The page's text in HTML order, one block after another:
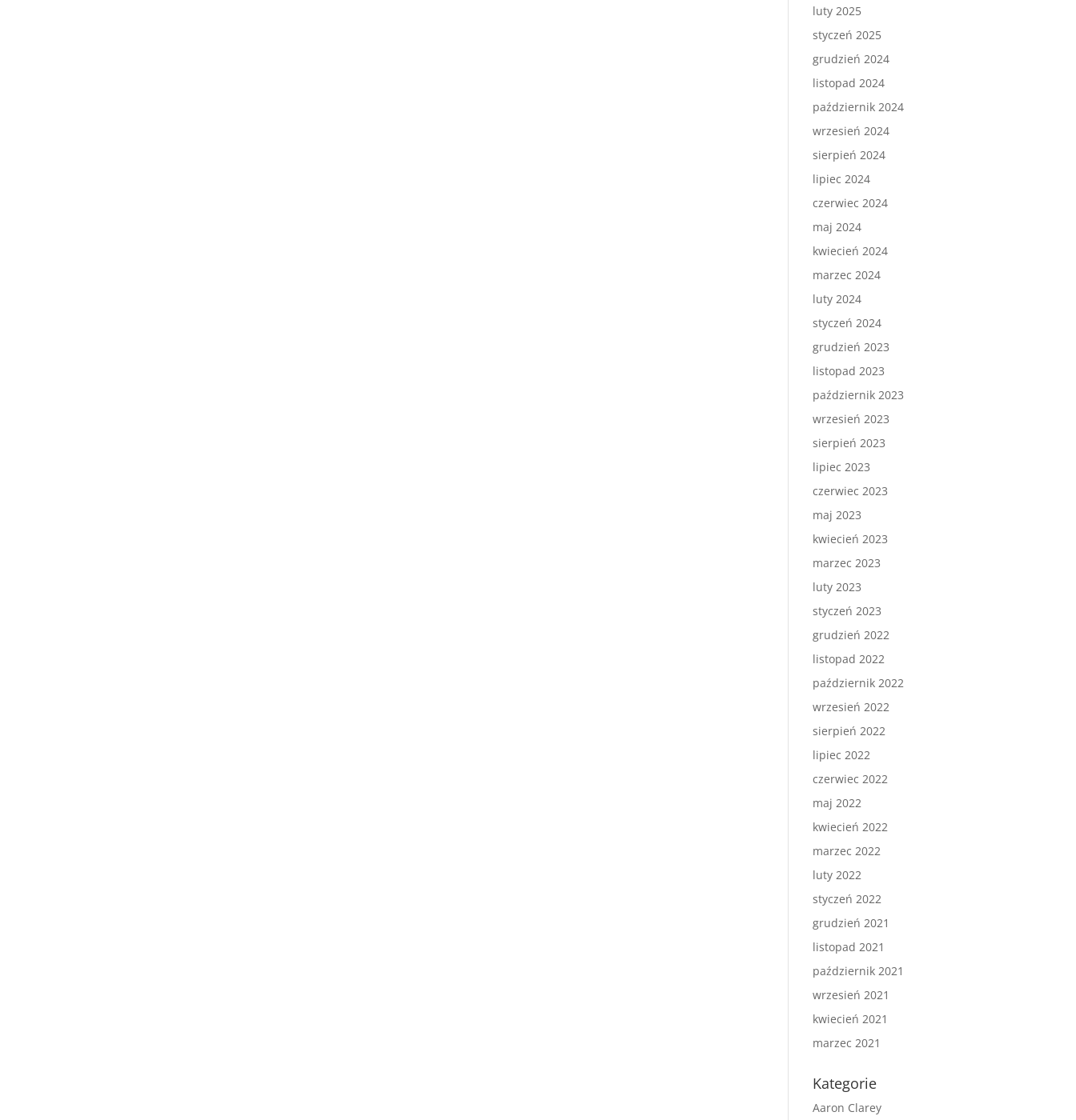
luty 2025
styczeń 2025
grudzień 2024
listopad 2024
październik 2024
wrzesień 2024
sierpień 2024
lipiec 2024
czerwiec 2024
maj 2024
kwiecień 2024
marzec 2024
luty 2024
styczeń 2024
grudzień 2023
listopad 2023
październik 2023
wrzesień 2023
sierpień 2023
lipiec 2023
czerwiec 2023
maj 2023
kwiecień 2023
marzec 2023
luty 2023
styczeń 2023
grudzień 2022
listopad 2022
październik 2022
wrzesień 2022
sierpień 2022
lipiec 2022
czerwiec 2022
maj 2022
kwiecień 2022
marzec 2022
luty 2022
styczeń 2022
grudzień 2021
listopad 2021
październik 2021
wrzesień 2021
kwiecień 2021
marzec 2021
Kategorie
Aaron Clarey